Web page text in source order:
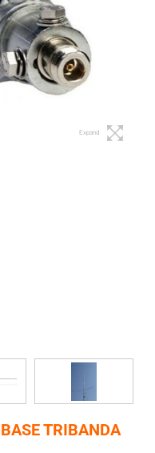
Expand
TRIBANDA